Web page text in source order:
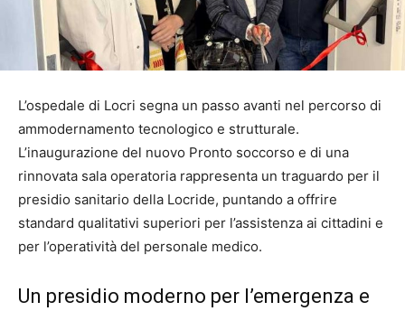
L’ospedale di Locri segna un passo avanti nel percorso di
ammodernamento tecnologico e strutturale.
L’inaugurazione del nuovo Pronto soccorso e di una
rinnovata sala operatoria rappresenta un traguardo per il
presidio sanitario della Locride, puntando a offrire
standard qualitativi superiori per l’assistenza ai cittadini e
per l’operatività del personale medico.
Un presidio moderno per l’emergenza e